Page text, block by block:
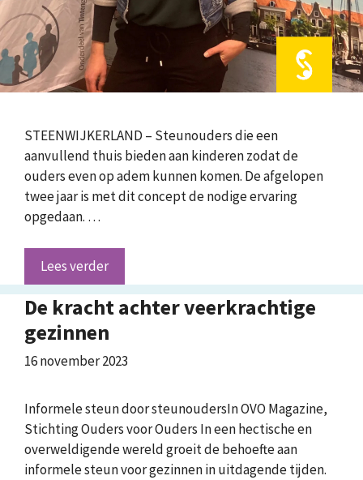
STEENWIJKERLAND – Steunouders die een
aanvullend thuis bieden aan kinderen zodat de
ouders even op adem kunnen komen. De afgelopen
twee jaar is met dit concept de nodige ervaring
opgedaan. …
Lees verder
De kracht achter veerkrachtige
gezinnen
16 november 2023
Informele steun door steunoudersIn OVO Magazine,
Stichting Ouders voor Ouders In een hectische en
overweldigende wereld groeit de behoefte aan
informele steun voor gezinnen in uitdagende tijden.